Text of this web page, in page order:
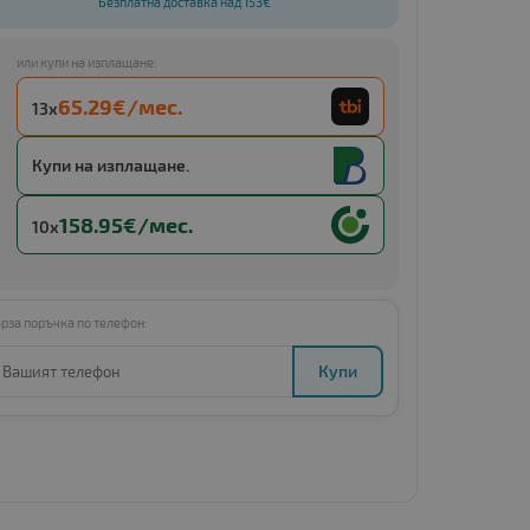
или купи на изплащане:
Купи с
13 x €127.70 (13 x 249.76 BGN)
13x65.29€/мес.
Купи на изплащане.
10x158.95€/мес.
поръчка по телефон:
Купи